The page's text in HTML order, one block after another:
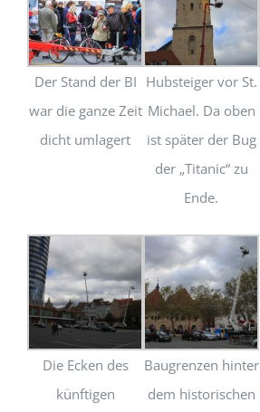
Der Stand der BI
war die ganze Zeit
dicht umlagert
Hubsteiger vor St.
Michael. Da oben
ist später der Bug
der „Titanic“ zu
Ende.
Die Ecken des
künftigen
Baugrenzen hinter
dem historischen